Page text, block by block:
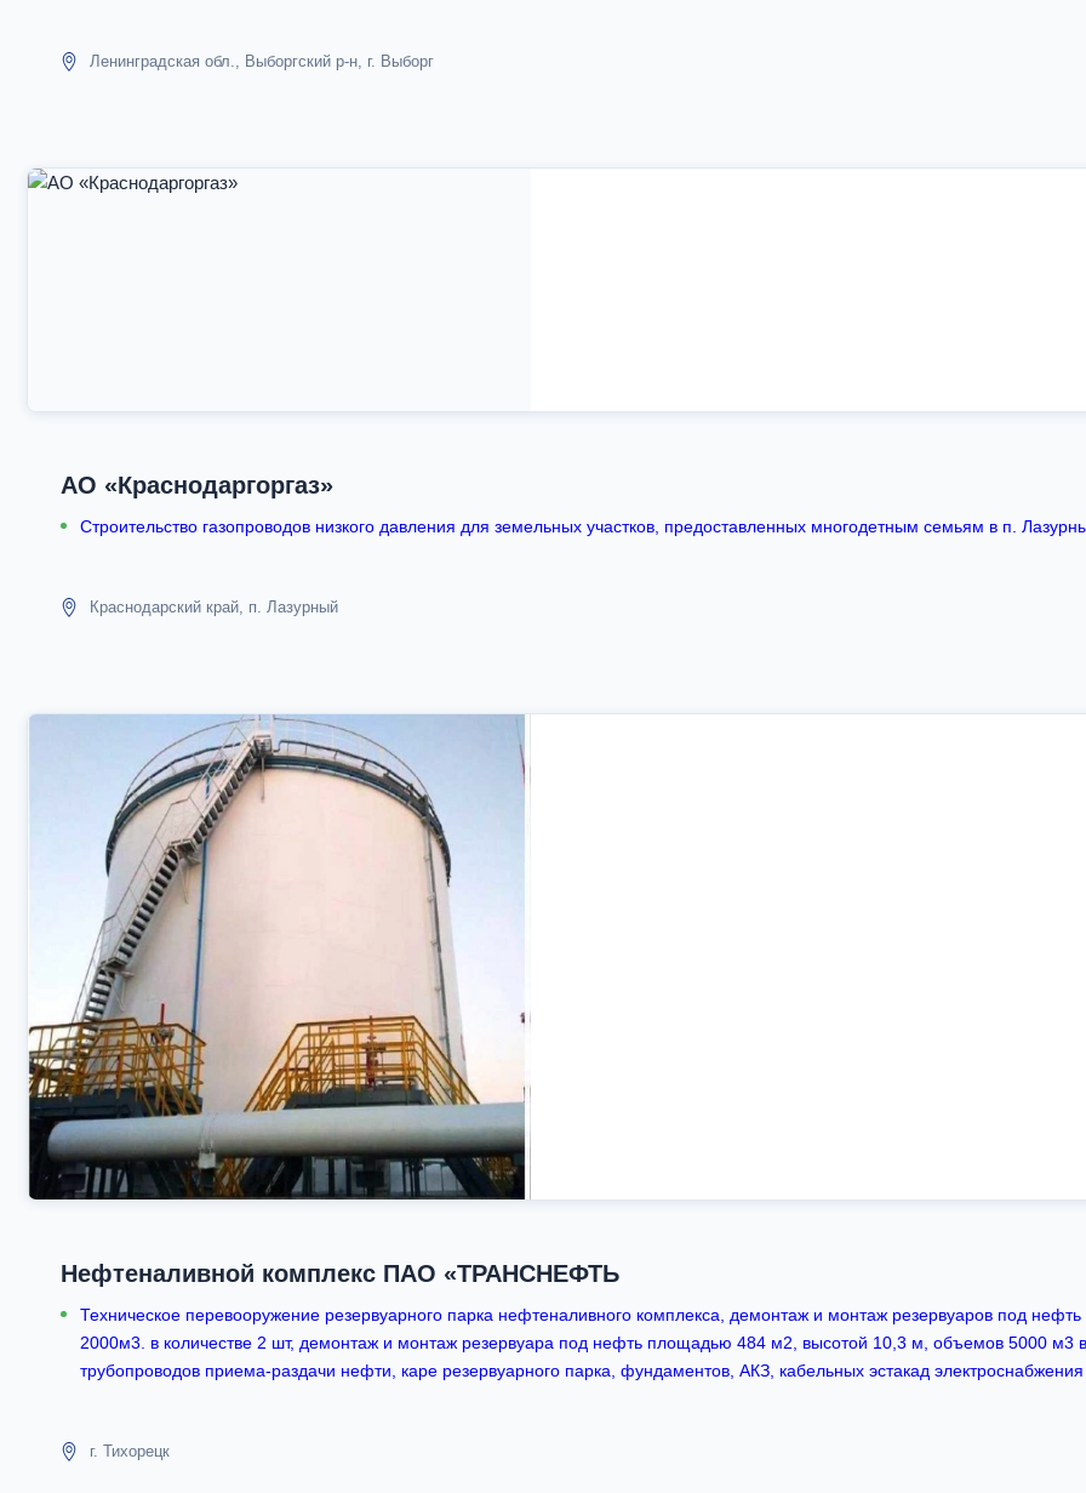
Ленинградская обл., Выборгский р-н, г. Выборг
АО «Краснодаргоргаз»
Строительство газопроводов низкого давления для земельных участков, предоставленных многодетным семьям в п.
Краснодарский край, п. Лазурный
Нефтеналивной комплекс ПАО «ТРАНСНЕФТЬ
Техническое перевооружение резервуарного парка нефтеналивного комплекса, демонтаж и монтаж резервуаров под
2000м3. в количестве 2 шт, демонтаж и монтаж резервуара под нефть площадью 484 м2, высотой 10,3 м, объемов 5000 м3
трубопроводов приема-раздачи нефти, каре резервуарного парка, фундаментов, АКЗ, кабельных эстакад
г. Тихорецк